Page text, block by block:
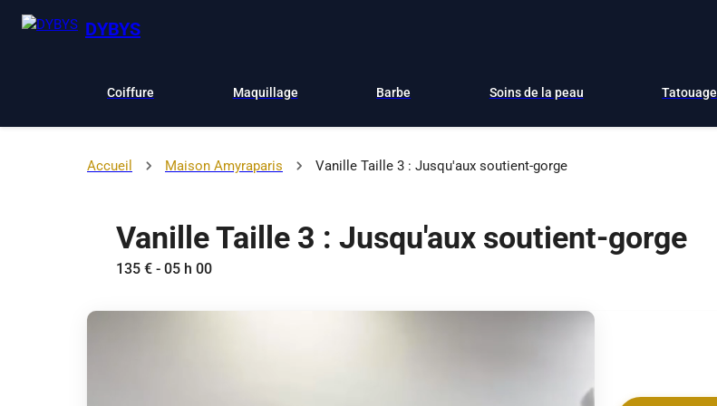
DYBYS
Coiffure Maquillage Barbe Soins de la peau Tatouage
Accueil Maison Amyraparis Vanille Taille 3 : Jusqu'aux soutient-gorge
Vanille Taille 3 : Jusqu'aux soutient-gorge
135 € - 05 h 00